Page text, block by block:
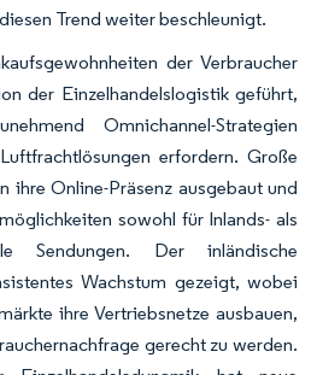
Trend weiter beschleunigt.
der Verbraucher
der Einzelhandelslogistik geführt,
Omnichannel-Strategien
erfordern. Große
ihre Online-Präsenz ausgebaut und
sowohl für Inlands- als
Sendungen. Der inländische
Wachstum gezeigt, wobei
ihre Vertriebsnetze ausbauen,
gerecht zu werden.